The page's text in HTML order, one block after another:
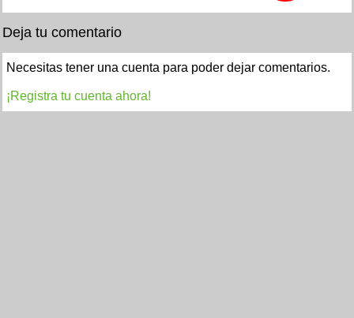
Deja tu comentario
Necesitas tener una cuenta para poder dejar comentarios.
¡Registra tu cuenta ahora!